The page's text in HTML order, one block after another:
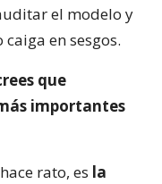
el modelo y
en sesgos.
que
importantes
rato, es la